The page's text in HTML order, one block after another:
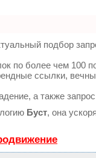
подбор
по более чем 100
ссылки,
а также
Буст, она